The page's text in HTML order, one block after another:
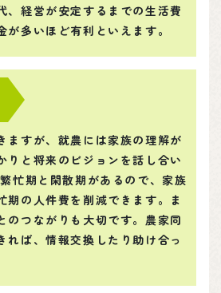
、経営が安定するまでの生活費
が多いほど有利といえます。
ますが、就農には家族の理解が
りと将来のビジョンを話し合い
忙期と閑散期があるので、家族
期の人件費を削減できます。ま
のつながりも大切です。農家同
れば、情報交換したり助け合っ